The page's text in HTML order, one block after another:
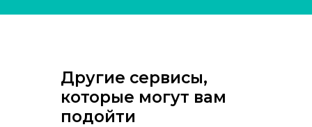
Другие сервисы,
которые могут вам
подойти